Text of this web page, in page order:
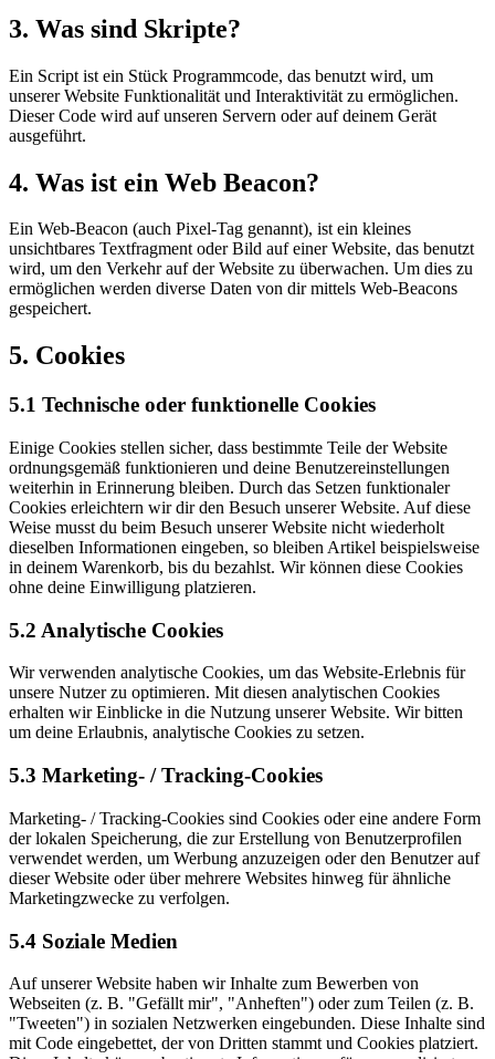
3. Was sind Skripte?
Ein Script ist ein Stück Programmcode, das benutzt wird, um
unserer Website Funktionalität und Interaktivität zu ermöglichen.
Dieser Code wird auf unseren Servern oder auf deinem Gerät
ausgeführt.
4. Was ist ein Web Beacon?
Ein Web-Beacon (auch Pixel-Tag genannt), ist ein kleines
unsichtbares Textfragment oder Bild auf einer Website, das benutzt
wird, um den Verkehr auf der Website zu überwachen. Um dies zu
ermöglichen werden diverse Daten von dir mittels Web-Beacons
gespeichert.
5. Cookies
5.1 Technische oder funktionelle Cookies
Einige Cookies stellen sicher, dass bestimmte Teile der Website
ordnungsgemäß funktionieren und deine Benutzereinstellungen
weiterhin in Erinnerung bleiben. Durch das Setzen funktionaler
Cookies erleichtern wir dir den Besuch unserer Website. Auf diese
Weise musst du beim Besuch unserer Website nicht wiederholt
dieselben Informationen eingeben, so bleiben Artikel beispielsweise
in deinem Warenkorb, bis du bezahlst. Wir können diese Cookies
ohne deine Einwilligung platzieren.
5.2 Analytische Cookies
Wir verwenden analytische Cookies, um das Website-Erlebnis für
unsere Nutzer zu optimieren. Mit diesen analytischen Cookies
erhalten wir Einblicke in die Nutzung unserer Website. Wir bitten
um deine Erlaubnis, analytische Cookies zu setzen.
5.3 Marketing- / Tracking-Cookies
Marketing- / Tracking-Cookies sind Cookies oder eine andere Form
der lokalen Speicherung, die zur Erstellung von Benutzerprofilen
verwendet werden, um Werbung anzuzeigen oder den Benutzer auf
dieser Website oder über mehrere Websites hinweg für ähnliche
Marketingzwecke zu verfolgen.
5.4 Soziale Medien
Auf unserer Website haben wir Inhalte zum Bewerben von
Webseiten (z. B. "Gefällt mir", "Anheften") oder zum Teilen (z. B.
"Tweeten") in sozialen Netzwerken eingebunden. Diese Inhalte sind
mit Code eingebettet, der von Dritten stammt und Cookies platziert.